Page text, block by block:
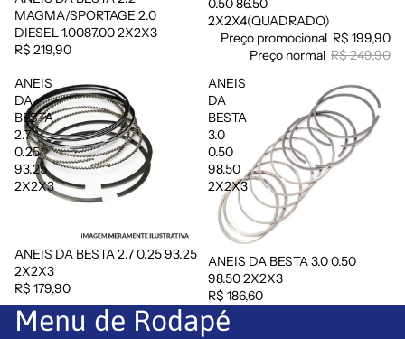
MAGMA/SPORTAGE 2.0
DIESEL 1.0087.00 2X2X3
R$ 219,90
0.50 86.50
2X2X4(QUADRADO)
Preço promocional R$ 199,90
Preço normal R$ 249,90
ANEIS
DA
BESTA
2.7
0.25
93.25
2X2X3
ANEIS DA BESTA 2.7 0.25 93.25
2X2X3
R$ 179,90
ANEIS
DA
BESTA
3.0
0.50
98.50
2X2X3
Esgotado
ANEIS DA BESTA 3.0 0.50
98.50 2X2X3
R$ 186,60
Menu de Rodapé